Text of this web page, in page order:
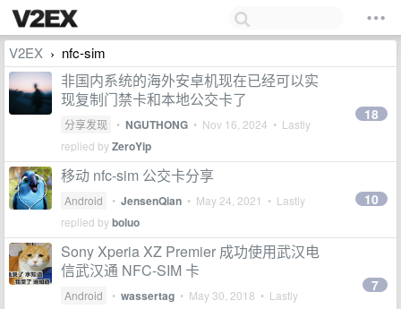
V2EX › nfc-sim
非国内系统的海外安卓机现在已经可以实
现复制门禁卡和本地公交卡了
分享发现 • NGUTHONG • Nov 16, 2024 • Lastly
replied byZeroYip
18
移动 nfc-sim 公交卡分享
Android • JensenQian • May 24, 2021 • Lastly
replied byboluo
10
Sony Xperia XZ Premier 成功使用武汉电
信武汉通 NFC-SIM 卡
Android • wassertag • May 30, 2018 • Lastly
7